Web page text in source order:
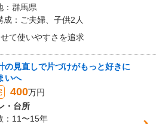
：群馬県
成：ご夫婦、子供2人
て使いやすさを追求
の見直しで片づけがもっと好きに
いへ
400万円
・台所
：11〜15年